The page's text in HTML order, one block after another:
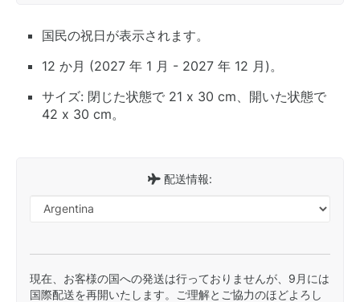
国民の祝日が表示されます。
12 か月 (2027 年 1 月 - 2027 年 12 月)。
サイズ: 閉じた状態で 21 x 30 cm、開いた状態で
42 x 30 cm。
配送情報:
現在、お客様の国への発送は行っておりませんが、9月には
国際配送を再開いたします。ご理解とご協力のほどよろし